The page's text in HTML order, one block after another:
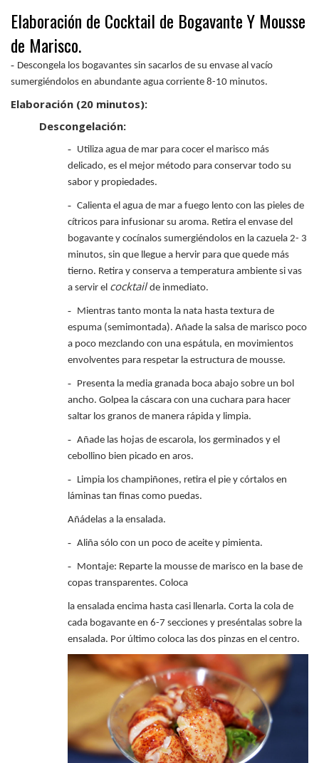
Elaboración de Cocktail de Bogavante Y Mousse
de Marisco.
- Descongela los bogavantes sin sacarlos de su envase al vacío
sumergiéndolos en abundante agua corriente 8-10 minutos.
Elaboración (20 minutos):
Descongelación:
- Utiliza agua de mar para cocer el marisco más
delicado, es el mejor método para conservar todo su
sabor y propiedades.
- Calienta el agua de mar a fuego lento con las pieles de
cítricos para infusionar su aroma. Retira el envase del
bogavante y cocínalos sumergiéndolos en la cazuela 2- 3
minutos, sin que llegue a hervir para que quede más
tierno. Retira y conserva a temperatura ambiente si vas
a servir el cocktailde inmediato.
-
Mientras tanto monta la nata hasta textura de
espuma (semimontada). Añade la salsa de marisco poco
a poco mezclando con una espátula, en movimientos
envolventes para respetar la estructura de mousse.
-
Presenta la media granada boca abajo sobre un bol
ancho. Golpea la cáscara con una cuchara para hacer
saltar los granos de manera rápida y limpia.
- Añade las hojas de escarola, los germinados y el
cebollino bien picado en aros.
-
Limpia los champiñones, retira el pie y córtalos en
láminas tan finas como puedas.
Añádelas a la ensalada.
- Aliña sólo con un poco de aceite y pimienta.
-
Montaje: Reparte la mousse de marisco en la base de
copas transparentes. Coloca
la ensalada encima hasta casi llenarla. Corta la cola de
cada bogavante en 6-7 secciones y preséntalas sobre la
ensalada. Por último coloca las dos pinzas en el centro.